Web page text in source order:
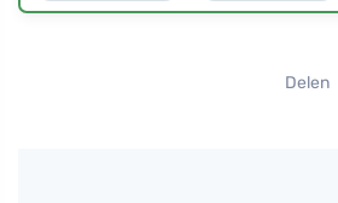
Delen